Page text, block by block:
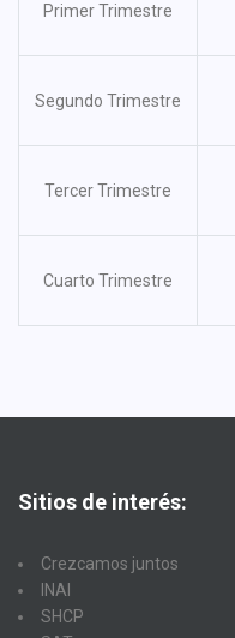
Primer Trimestre
Segundo Trimestre
Tercer Trimestre
Cuarto Trimestre
Sitios de interés:
Crezcamos juntos
INAI
SHCP